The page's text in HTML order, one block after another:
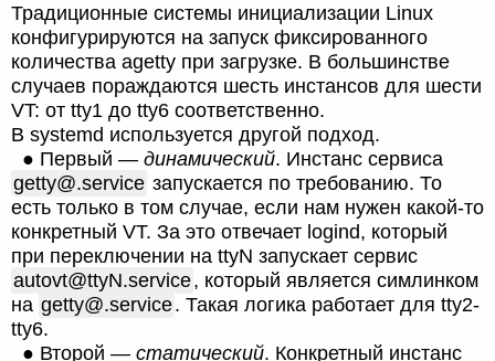
Традиционные системы инициализации Linux
конфигурируются на запуск фиксированного
количества agetty при загрузке. В большинстве
случаев пораждаются шесть инстансов для шести
VT: от tty1 до tty6 соответственно.
В systemd используется другой подход.
● Первый — динамический. Инстанс сервиса
getty@.service запускается по требованию. То
есть только в том случае, если нам нужен какой-то
конкретный VT. За это отвечает logind, который
при переключении на ttyN запускает сервис
autovt@ttyN.service, который является симлинком
на getty@.service. Такая логика работает для tty2-
tty6.
● Второй — статический. Конкретный инстанс